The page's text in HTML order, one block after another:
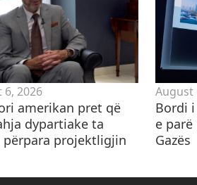
6, 2026
amerikan pret që
dypartiake ta
përpara projektligjin
August
Bordi
e
Gazës